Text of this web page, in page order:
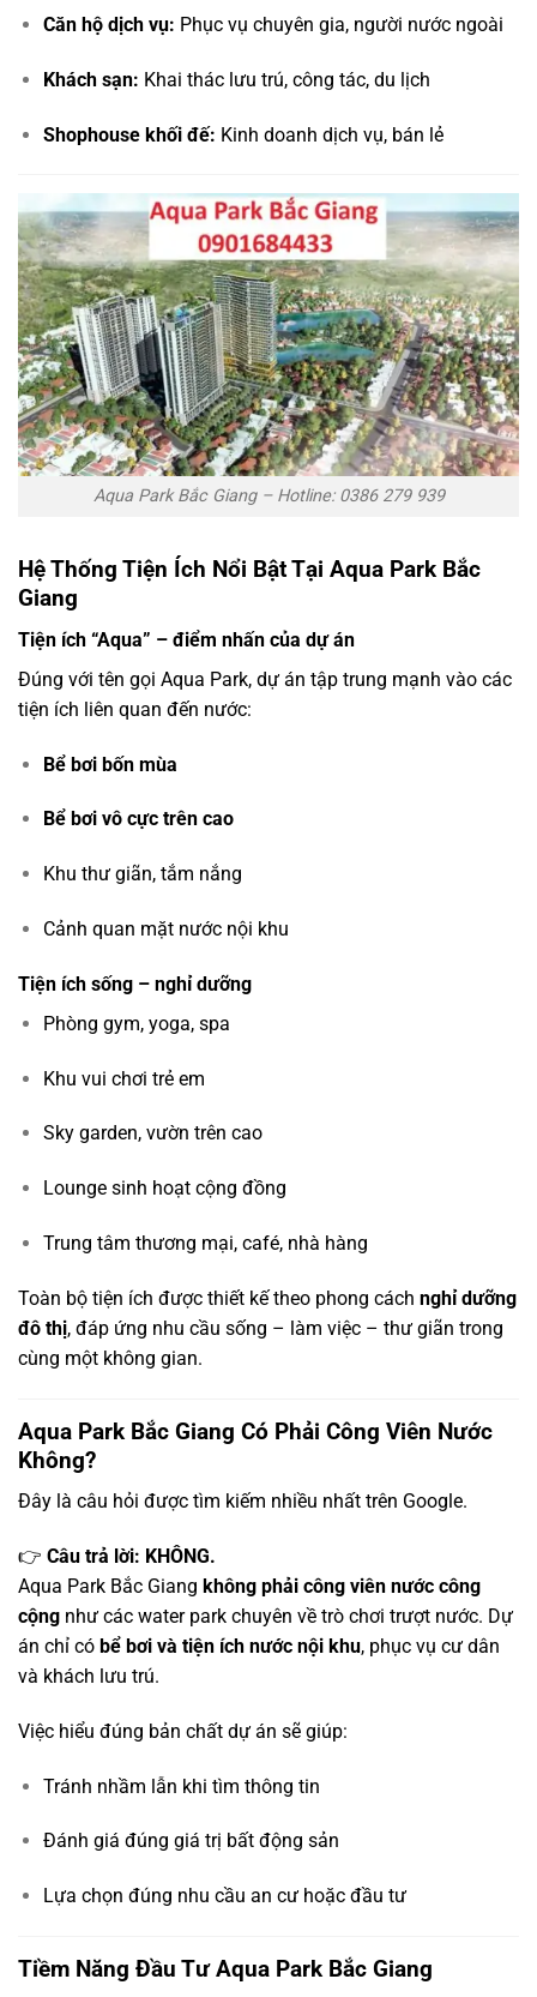
Căn hộ dịch vụ: Phục vụ chuyên gia, người nước ngoài
Khách sạn: Khai thác lưu trú, công tác, du lịch
Shophouse khối đế: Kinh doanh dịch vụ, bán lẻ
Aqua Park Bắc Giang – Hotline: 0386 279 939
Hệ Thống Tiện Ích Nổi Bật Tại Aqua Park Bắc
Giang
Tiện ích “Aqua” – điểm nhấn của dự án
Đúng với tên gọi Aqua Park, dự án tập trung mạnh vào các
tiện ích liên quan đến nước:
Bể bơi bốn mùa
Bể bơi vô cực trên cao
Khu thư giãn, tắm nắng
Cảnh quan mặt nước nội khu
Tiện ích sống – nghỉ dưỡng
Phòng gym, yoga, spa
Khu vui chơi trẻ em
Sky garden, vườn trên cao
Lounge sinh hoạt cộng đồng
Trung tâm thương mại, café, nhà hàng
Toàn bộ tiện ích được thiết kế theo phong cách nghỉ dưỡng
đô thị, đáp ứng nhu cầu sống – làm việc – thư giãn trong
cùng một không gian.
Aqua Park Bắc Giang Có Phải Công Viên Nước
Không?
Đây là câu hỏi được tìm kiếm nhiều nhất trên Google.
👉 Câu trả lời: KHÔNG.
Aqua Park Bắc Giang không phải công viên nước công
cộng như các water park chuyên về trò chơi trượt nước. Dự
án chỉ có bể bơi và tiện ích nước nội khu, phục vụ cư dân
và khách lưu trú.
Việc hiểu đúng bản chất dự án sẽ giúp:
Tránh nhầm lẫn khi tìm thông tin
Đánh giá đúng giá trị bất động sản
Lựa chọn đúng nhu cầu an cư hoặc đầu tư
Tiềm Năng Đầu Tư Aqua Park Bắc Giang